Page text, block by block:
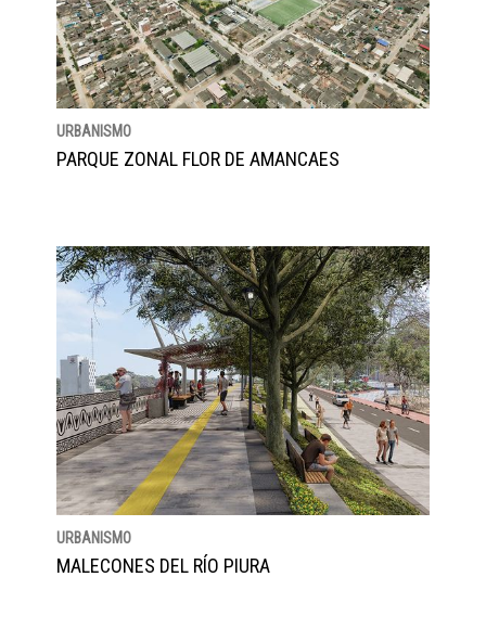
URBANISMO
PARQUE ZONAL FLOR DE AMANCAES
URBANISMO
MALECONES DEL RÍO PIURA